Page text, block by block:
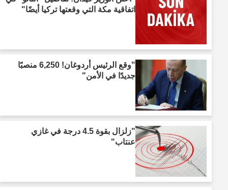
اتفاقية مكة التي وقعتها تركيا أيضًا"
"وقع الرئيس أردوغان! 6,250 منصبًا
جديدًا في الأمن"
"زلزال بقوة 4.5 درجة في غازي
عنتاب"